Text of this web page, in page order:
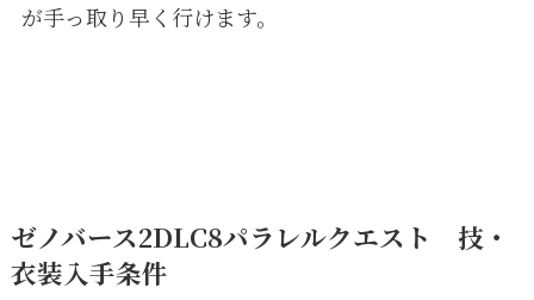
が手っ取り早く行けます。
ゼノバース2DLC8パラレルクエスト 技・
衣装入手条件